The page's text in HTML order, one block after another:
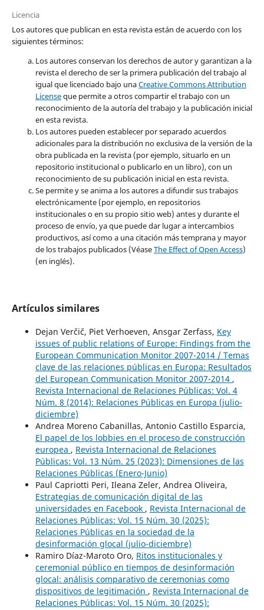
Licencia
Los autores que publican en esta revista están de acuerdo con los
siguientes términos:
Los autores conservan los derechos de autor y garantizan a la
revista el derecho de ser la primera publicación del trabajo al
igual que licenciado bajo unaCreative Commons Attribution
Licenseque permite a otros compartir el trabajo con un
reconocimiento de la autoría del trabajo y la publicación inicial
en esta revista.
Los autores pueden establecer por separado acuerdos
adicionales para la distribución no exclusiva de la versión de la
obra publicada en la revista (por ejemplo, situarlo en un
repositorio institucional o publicarlo en un libro), con un
reconocimiento de su publicación inicial en esta revista.
Se permite y se anima a los autores a difundir sus trabajos
electrónicamente (por ejemplo, en repositorios
institucionales o en su propio sitio web) antes y durante el
proceso de envío, ya que puede dar lugar a intercambios
productivos, así como a una citación más temprana y mayor
de los trabajos publicados (VéaseThe Effect of Open Access)
(en inglés).
Artículos similares
Dejan Verčič, Piet Verhoeven, Ansgar Zerfass, Key
issues of public relations of Europe: Findings from the
European Communication Monitor 2007-2014 / Temas
clave de las relaciones públicas en Europa: Resultados
del European Communication Monitor 2007-2014 ,
Revista Internacional de Relaciones Públicas: Vol. 4
Núm. 8 (2014): Relaciones Públicas en Europa (julio-
diciembre)
Andrea Moreno Cabanillas, Antonio Castillo Esparcia,
El papel de los lobbies en el proceso de construcción
europea , Revista Internacional de Relaciones
Públicas: Vol. 13 Núm. 25 (2023): Dimensiones de las
Relaciones Públicas (Enero-Junio)
Paul Capriotti Peri, Ileana Zeler, Andrea Oliveira,
Estrategias de comunicación digital de las
universidades en Facebook , Revista Internacional de
Relaciones Públicas: Vol. 15 Núm. 30 (2025):
Relaciones Públicas en la sociedad de la
desinformación glocal (julio-diciembre)
Ramiro Díaz-Maroto Oro, Ritos institucionales y
ceremonial público en tiempos de desinformación
glocal: análisis comparativo de ceremonias como
dispositivos de legitimación , Revista Internacional de
Relaciones Públicas: Vol. 15 Núm. 30 (2025):